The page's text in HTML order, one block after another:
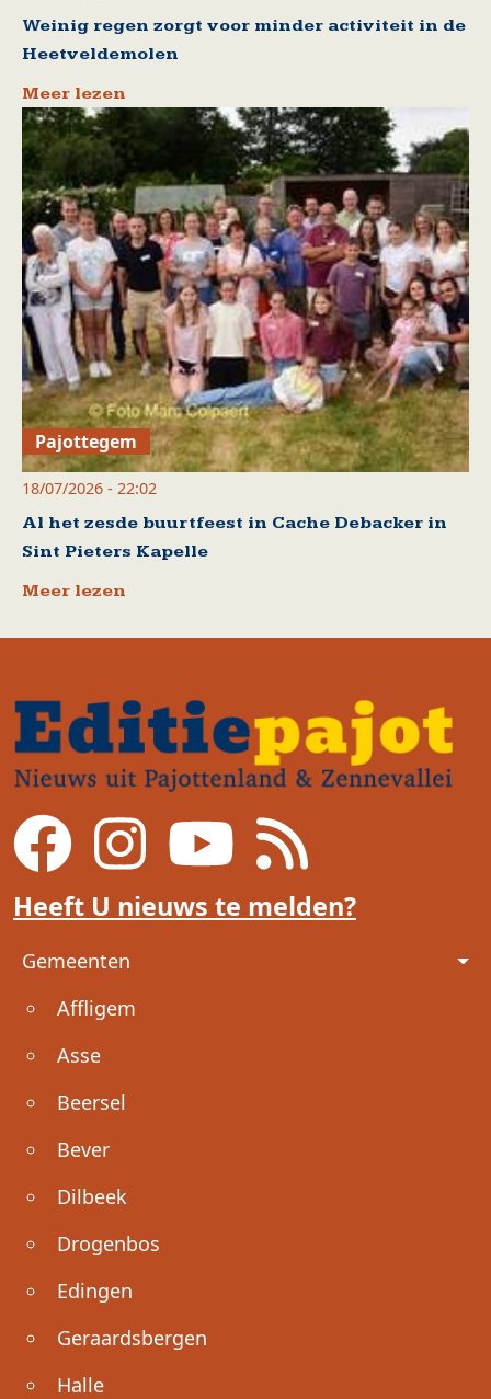
Weinig regen zorgt voor minder activiteit in de
Heetveldemolen
Meer lezen
Pajottegem
18/07/2026 - 22:02
Al het zesde buurtfeest in Cache Debacker in
Sint Pieters Kapelle
Meer lezen
Heeft U nieuws te melden?
Voet
Gemeenten
Affligem
Asse
Beersel
Bever
Dilbeek
Drogenbos
Edingen
Geraardsbergen
Halle